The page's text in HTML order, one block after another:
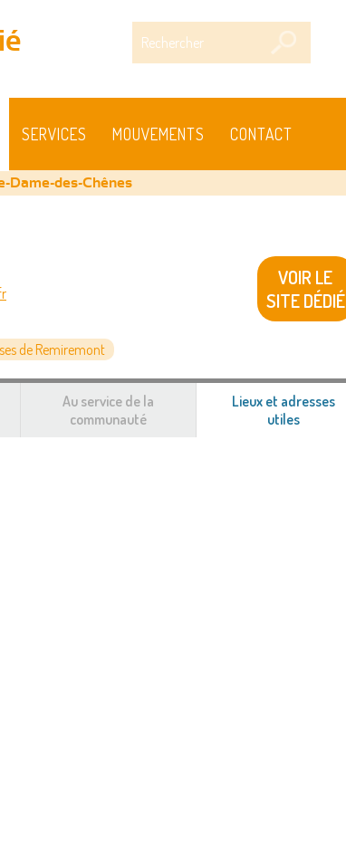
SERVICES MOUVEMENTS CONTACT
Dame-des-Chênes
de Remiremont
VOIR LE
SITE DÉDIÉ
Au service de la
communauté
Lieux et adresses
utiles